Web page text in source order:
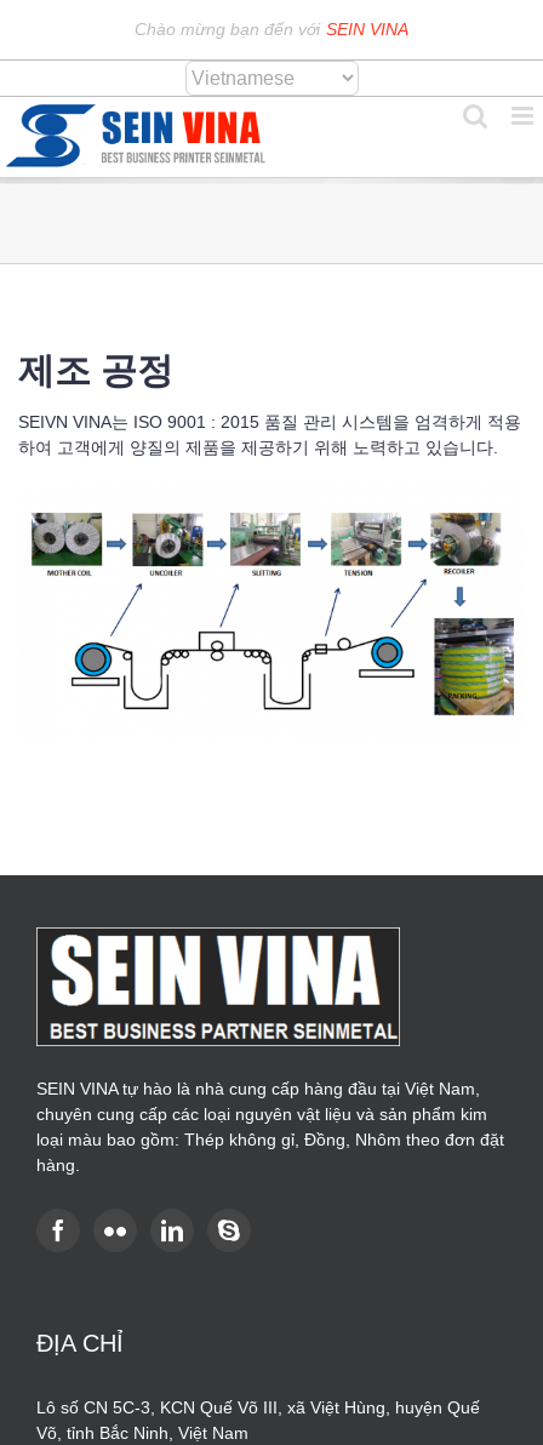
content
Chào mừng bạn đến với SEIN VINA
제조 공정
SEIVN VINA는 ISO 9001 : 2015 품질 관리 시스템을 엄격하게 적용
하여 고객에게 양질의 제품을 제공하기 위해 노력하고 있습니다.
SEIN VINA tự hào là nhà cung cấp hàng đầu tại Việt Nam,
chuyên cung cấp các loại nguyên vật liệu và sản phẩm kim
loại màu bao gồm: Thép không gỉ, Đồng, Nhôm theo đơn đặt
hàng.
ĐỊA CHỈ
Lô số CN 5C-3, KCN Quế Võ III, xã Việt Hùng, huyện Quế
Võ, tỉnh Bắc Ninh, Việt Nam